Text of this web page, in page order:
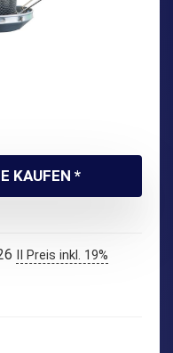
KAUFEN *
II Preis inkl. 19%